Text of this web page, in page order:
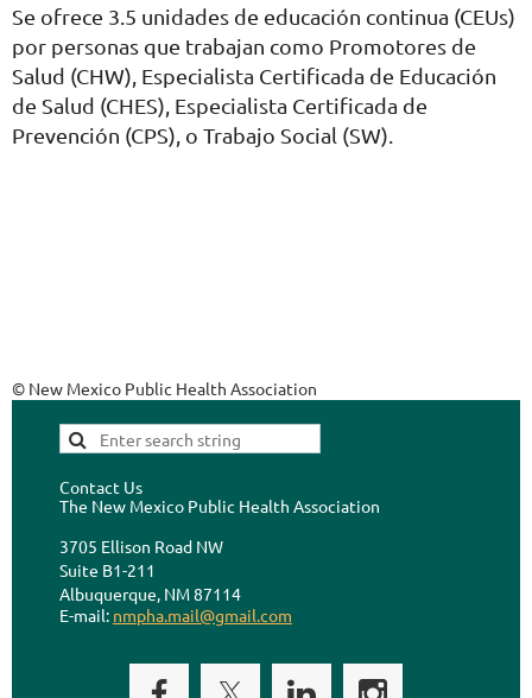
Se ofrece 3.5 unidades de educación continua (CEUs)
por personas que trabajan como Promotores de
Salud (CHW), Especialista Certificada de Educación
de Salud (CHES), Especialista Certificada de
Prevención (CPS), o Trabajo Social (SW).
© New Mexico Public Health Association
Contact Us
The New Mexico Public Health Association
3705 Ellison Road NW
Suite B1-211
Albuquerque, NM 87114
E-mail: nmpha.mail@gmail.com